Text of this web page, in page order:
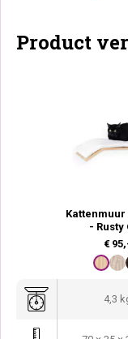
Product
Kattenmuur
- Rusty
€
4,3